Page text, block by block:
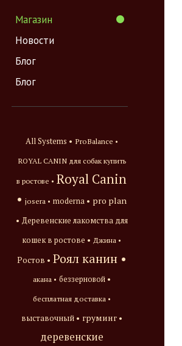
Магазин
Новости
Блог
Блог
All Systems • ProBalance •
ROYAL CANIN для собак купить
в ростове • Royal Canin
• josera • moderna • pro plan
• Деревенские лакомства для
кошек в ростове • Джина •
Ростов • Роял канин •
акана • беззерновой •
бесплатная доставка •
выставочный • груминг •
деревенские